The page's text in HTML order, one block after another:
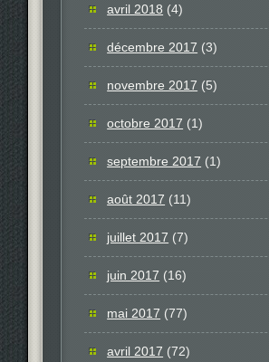
avril 2018 (4)
décembre 2017 (3)
novembre 2017 (5)
octobre 2017 (1)
septembre 2017 (1)
août 2017 (11)
juillet 2017 (7)
juin 2017 (16)
mai 2017 (77)
avril 2017 (72)